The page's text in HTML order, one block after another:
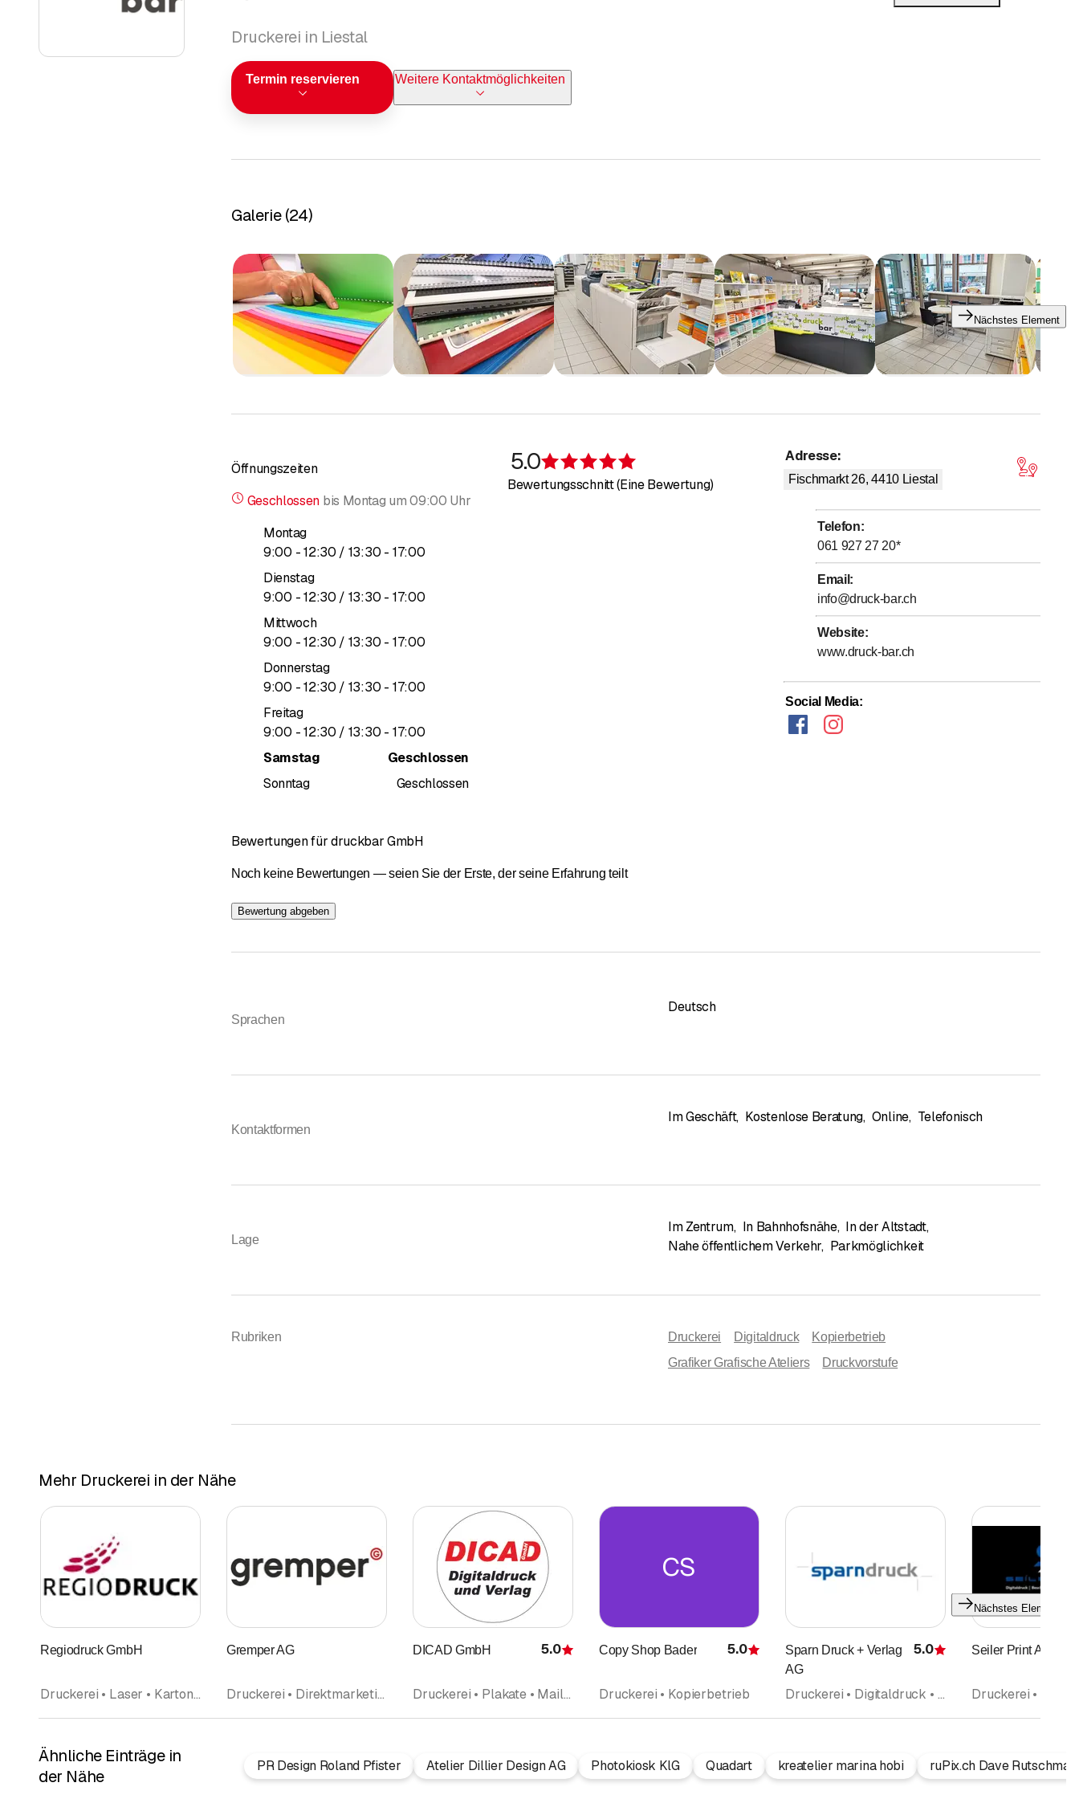
Druckerei in Liestal
Termin reservieren Weitere Kontaktmöglichkeiten
Galerie (24)
Nächstes Element
Öffnungszeiten
Geschlossen bis Montag um 09:00 Uhr
Montag
9:00 - bis
12:30 / 13:30 - bis
17:00
Dienstag
9:00 - bis
12:30 / 13:30 - bis
17:00
Mittwoch
9:00 - bis
12:30 / 13:30 - bis
17:00
Donnerstag
9:00 - bis
12:30 / 13:30 - bis
17:00
Freitag
9:00 - bis
12:30 / 13:30 - bis
17:00
Samstag
Geschlossen
Sonntag
Geschlossen
Bewertung 5 von 5 Sternen
5.0
Bewertungsschnitt (Eine Bewertung)
Adresse:
Fischmarkt 26, 4410 Liestal
Telefon:
061 927 27 20*
Email :
info@druck-bar.ch
Website:
www.druck-bar.ch
Social Media:
Bewertungen für druckbar GmbH
Noch keine Bewertungen — seien Sie der Erste, der seine Erfahrung teilt
Bewertung abgeben
Sprachen
Deutsch
Kontaktformen
Im Geschäft, Kostenlose Beratung, Online, Telefonisch
Lage
Im Zentrum, In Bahnhofsnähe, In der Altstadt,
Nahe öffentlichem Verkehr, Parkmöglichkeit
Rubriken Druckerei Digitaldruck
Kopierbetrieb
Grafiker Grafische Ateliers
Druckvorstufe
Mehr Druckerei in der Nähe
Regiodruck GmbH
Druckerei • Laser • Kartonage
Gremper AG
Druckerei • Direktmarketing • Digitaldruck • Druckveredelung Papierveredelung • Versand vertraulicher Dokumente
DICAD GmbH Bewertung
5.0
Druckerei • Plakate • Mailing
CS
Copy Shop Bader Bewertung
5.0
Druckerei • Kopierbetrieb
Sparn Druck + Verlag
AG
Bewertung
5.0
Druckerei • Digitaldruck • Kopierbetrieb
Seiler Print AG
Nächstes Element
Ähnliche Einträge in
der Nähe
PR Design Roland Pfister Atelier Dillier Design AG Photokiosk KlG Quadart kreatelier marina hobi ruPix.ch Dave